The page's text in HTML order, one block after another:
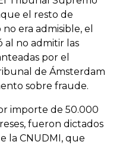
el resto de
era admisible, el
no admitir las
por el
de Ámsterdam
sobre fraude.
importe de 50.000
fueron dictados
la CNUDMI, que